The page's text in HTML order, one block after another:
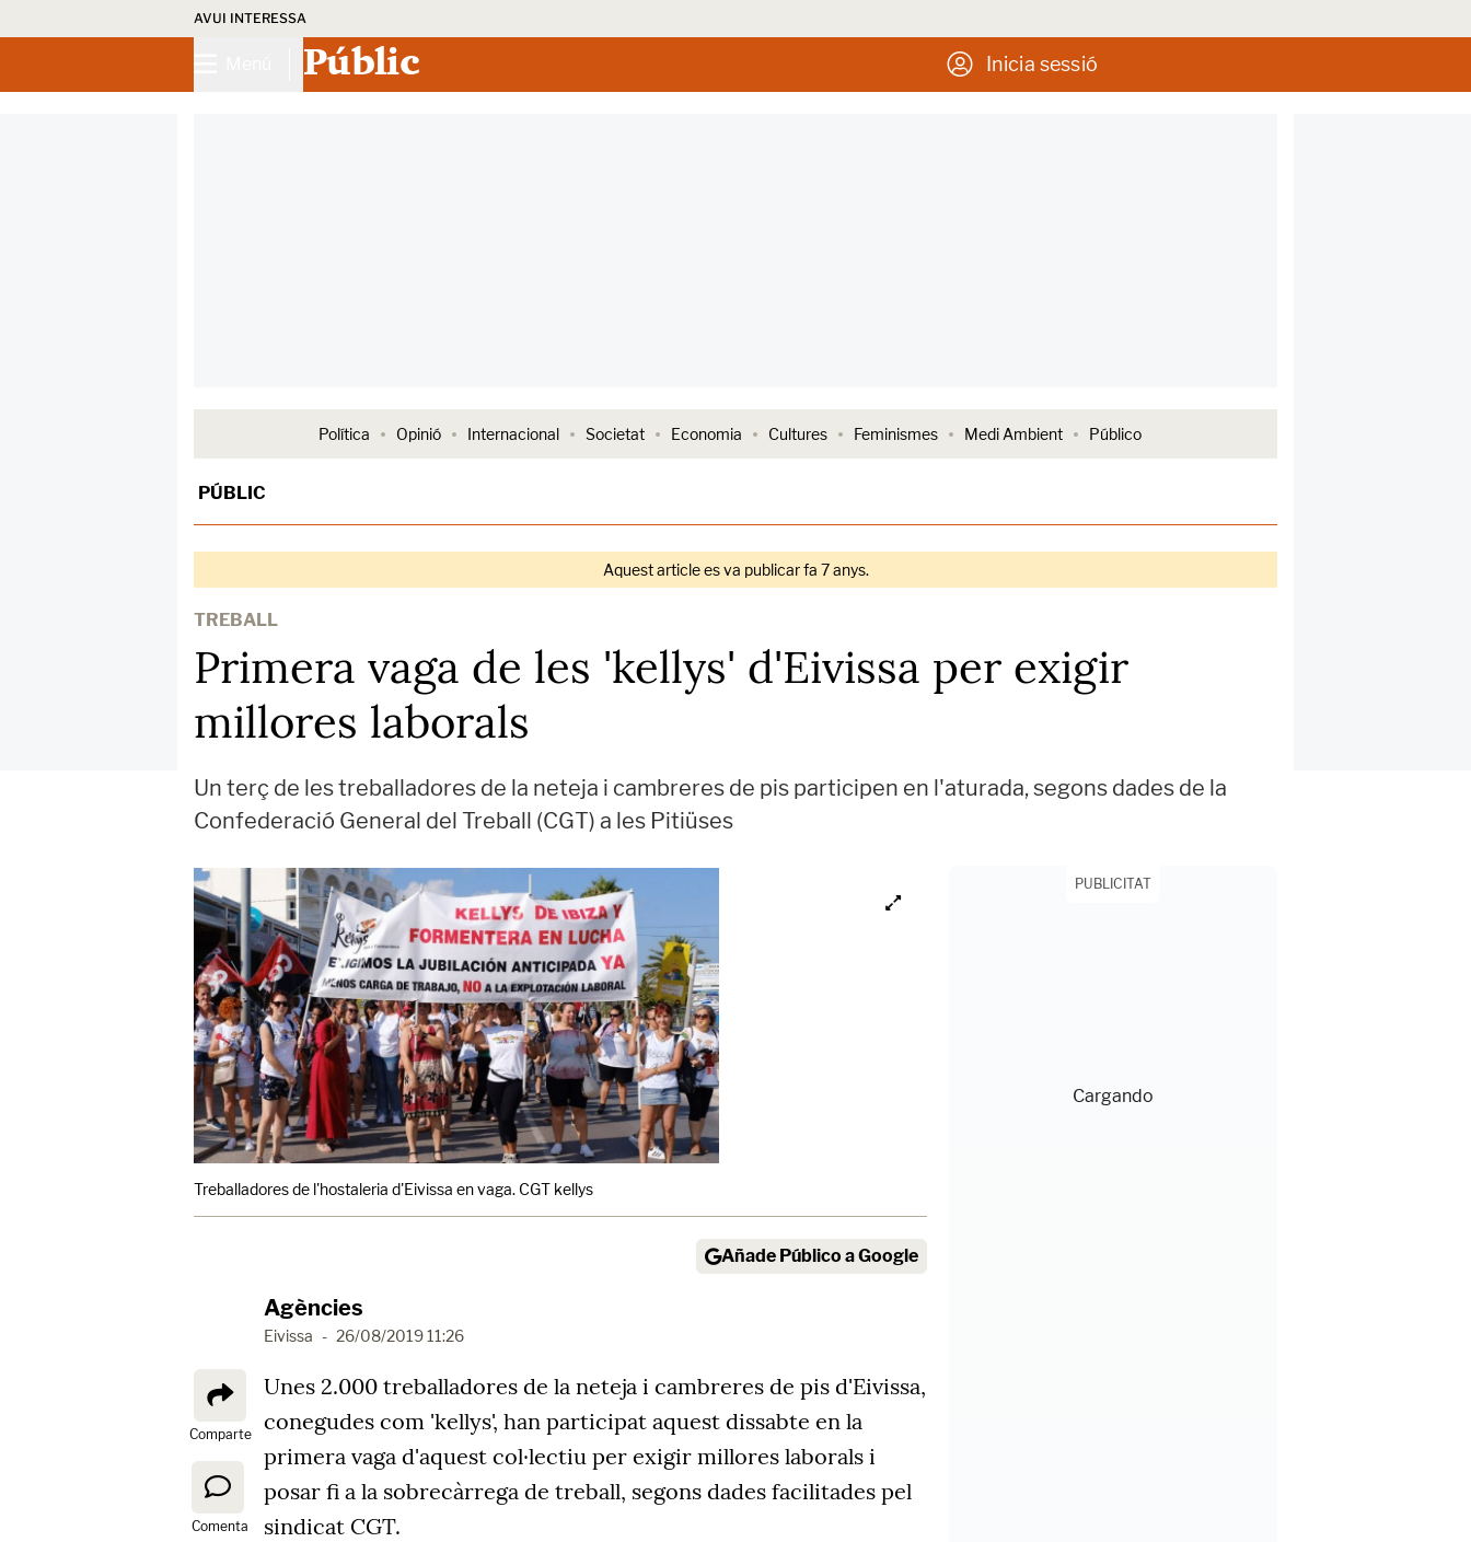
AVUI INTERESSA
Públic Inicia sessió
Política Opinió Internacional Societat Economia Cultures Feminismes Medi Ambient Público
PÚBLIC
Aquest article es va publicar fa 7 anys.
TREBALL
Primera vaga de les 'kellys' d'Eivissa per exigir
millores laborals
Un terç de les treballadores de la neteja i cambreres de pis participen en l'aturada, segons dades de la
Confederació General del Treball (CGT) a les Pitiüses
Treballadores de l'hostaleria d'Eivissa en vaga. CGT kellys
Añade Público a Google
Agències
Eivissa - 26/08/2019 11:26
Comparte
Comenta
Unes 2.000 treballadores de la neteja i cambreres de pis d'Eivissa,
conegudes com 'kellys', han participat aquest dissabte en la
primera vaga d'aquest col·lectiu per exigir millores laborals i
posar fi a la sobrecàrrega de treball, segons dades facilitades pel
sindicat CGT.
PUBLICITAT